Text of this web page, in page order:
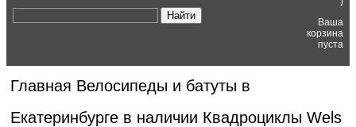
Ваша
корзина
пуста
Главная Велосипеды и батуты в
Екатеринбурге в наличии Квадроциклы Wels